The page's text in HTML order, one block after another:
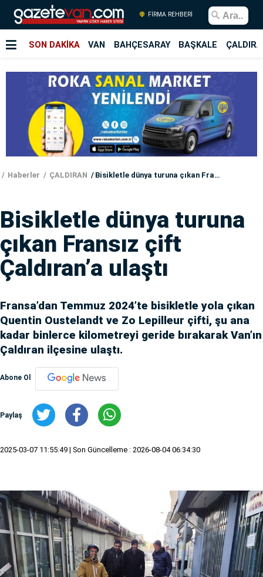
FİRMA REHBERİ
SON DAKİKA VAN BAHÇESARAY BAŞKALE
Haberler ÇALDIRAN Bisikletle dünya turuna çıkan Fransız çift Çaldıran’a ulaştı
Bisikletle dünya turuna
çıkan Fransız çift
Çaldıran’a ulaştı
Fransa’dan Temmuz 2024’te bisikletle yola çıkan
Quentin Oustelandt ve Zo Lepilleur çifti, şu ana
kadar binlerce kilometreyi geride bırakarak Van’ın
Çaldıran ilçesine ulaştı.
Abone Ol
Paylaş
2025-03-07 11:55:49 | Son Güncelleme : 2026-08-04 06:34:30